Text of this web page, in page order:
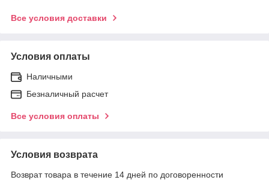
Все условия доставки
Условия оплаты
Наличными
Безналичный расчет
Все условия оплаты
Условия возврата
Возврат товара в течение 14 дней по договоренности